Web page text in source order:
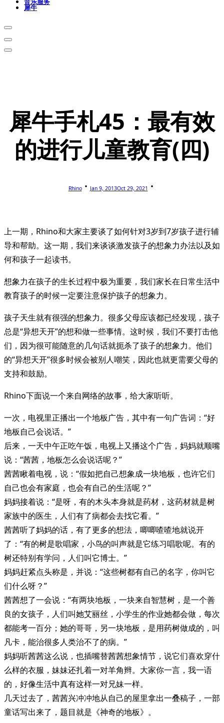
犀牛
犀牛手札45：最有效
的进行儿童教育(四)
Rhino Jan 9, 2013Oct 29, 2021
上一期，Rhino和大家主要谈了如何针对3岁到7岁孩子进行辅
导和帮助。这一期，我们来谈谈激发孩子的想象力办法以及如
何和孩子一起读书。
想象力在孩子的生长过程中极为重要，我们家长在日常生活中
教育孩子的时候一定要注意保护孩子的想象力。
孩子天生就有很强的想象力。很多父母应该都已经发现，孩子
总是“异想天开”的想和做一些事情。这时候，我们不要打击他
们，因为很可能随意的几句话就扼杀了孩子的想象力。他们
的“异想天开”很多时候会被别人嘲笑，因此也就更需要父母的
支持和鼓励。
Rhino下面说一个来自网络的故事，给大家听听。
一次，电视里正播出一个地板广告，其中有一句广告词：“好
地板自己会说话。”
后来，一天中午正吃午饭，电视上又播这个广告，妈妈就顺嘴
说：“茜茜，地板怎么会说话呢？”
茜茜瞅着电视，说：“假如把自己想象成一块地板，也许它们
自己也会有家庭，也会有自己的生活呢？”
妈妈接着说：“是呀，有的木头本身就是药材，这药材就是树
家族中的医生，人们有了病都会去找它看。”
茜茜听了妈妈的话，有了更多的想法，唧唧喳喳地就说开
了：“有的树是歌唱家，小鸟的叫声就是它练习唱歌呢。有的
树还特别有学问，人们叫它博士。”
妈妈赶紧点头称是，并说：“这些树都有自己的名字，你叫它
们什么呀？”
茜茜想了一会说：“有两块地板，一块来自智慧树，是一个善
良的女孩子，人们叫她艾丽丝，小学生的作业她都会做，每次
都能考一百分；她的哥哥，另一块地板，是用药树做成的，叫
凡卡，能治很多人类治不了的病。”
妈妈听茜茜这么说，也插嘴替茜茜想象情节，说它们喜欢穿什
么样的衣服，妹妹还扎着一对羊角辫。大家你一言，我一语
的，好像生活中真有这样一对兄妹一样。
几天过去了，茜茜兴冲冲地从自己的屋里拿出一叠稿子，一部
童话写出来了，题目就是《神奇的地板》。